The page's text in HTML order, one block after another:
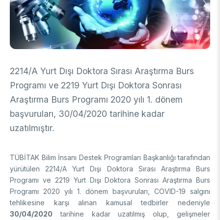
Arşiv
Üretken Yapay Zekâ Rehberi
DESTEKLER
Akademik
Ulusal Programlar
Uluslararası Programlar
Bilim & Toplum
Ulusal Programlar
Uluslararası Programlar
Bilimsel Etkinlik
Etkinlik Düzenleme
Uluslararası İş Birlikleri
AB Çerçeve Programları
BURSLAR
Lisans / Önlisans
Mentorluk Desteği Programı
Burs Programları
Lisansüstü
2214/A Yurt Dışı Doktora Sırası Araştırma Burs
Programı ve 2219 Yurt Dışı Doktora Sonrası
Araştırma Burs Programı 2020 yılı 1. dönem
başvuruları, 30/04/2020 tarihine kadar
uzatılmıştır.
TÜBİTAK Bilim İnsanı Destek Programları Başkanlığı tarafından
yürütülen 2214/A Yurt Dışı Doktora Sırası Araştırma Burs
Programı ve 2219 Yurt Dışı Doktora Sonrası Araştırma Burs
Programı 2020 yılı 1. dönem başvuruları, COVID-19 salgını
tehlikesine karşı alınan kamusal tedbirler nedeniyle
30/04/2020 tarihine kadar uzatılmış olup, gelişmeler